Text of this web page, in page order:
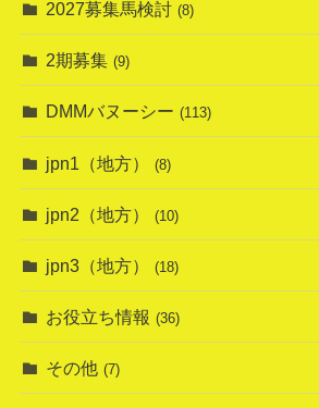
2027募集馬検討 (8)
2期募集 (9)
DMMバヌーシー (113)
jpn1（地方） (8)
jpn2（地方） (10)
jpn3（地方） (18)
お役立ち情報 (36)
その他 (7)